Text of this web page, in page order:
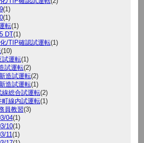
(1)
(1)
転(1)
DT(1)
/TIP確認試運転(1)
(10)
試運転(1)
試運転(2)
造試運転(2)
造試運転(1)
線総合試運転(2)
町線内試運転(1)
員教習(3)
04(1)
10(1)
11(1)